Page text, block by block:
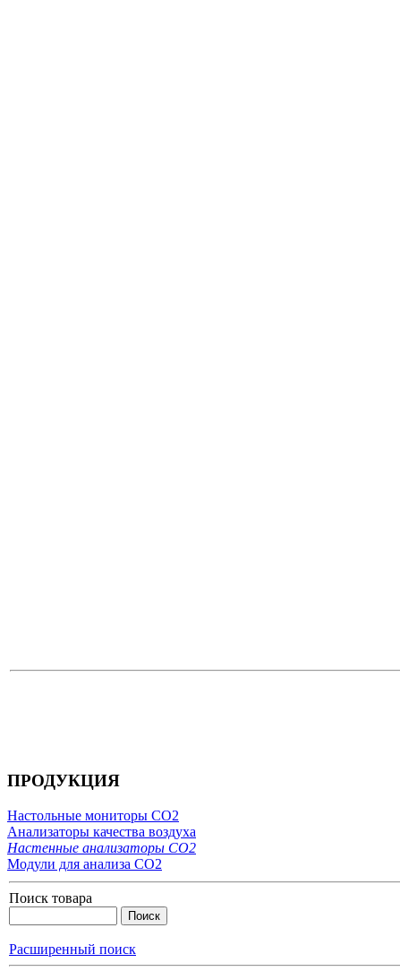
ПРОДУКЦИЯ
Настольные мониторы CO2
Анализаторы качества воздуха
Настенные анализаторы CO2
Модули для анализа CO2
Поиск товара
Расширенный поиск